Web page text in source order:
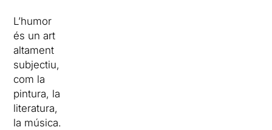
L’humor
és un art
altament
subjectiu,
com la
pintura, la
literatura,
la música.